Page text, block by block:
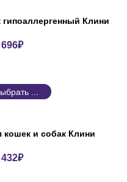
Клини
696₽
...
кошек и собак Клини
432₽